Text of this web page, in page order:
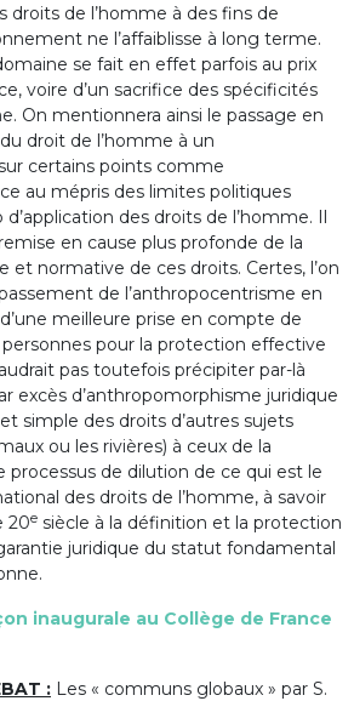
droits de l’homme à des fins de
ne l’affaiblisse à long terme.
se fait en effet parfois au prix
voire d’un sacrifice des spécificités
On mentionnera ainsi le passage en
droit de l’homme à un
certains points comme
au mépris des limites politiques
des droits de l’homme. Il
en cause plus profonde de la
et normative de ces droits. Certes, l’on
de l’anthropocentrisme en
meilleure prise en compte de
pour la protection effective
pas toutefois précipiter par-là
excès d’anthropomorphisme juridique
simple des droits d’autres sujets
ou les rivières) à ceux de la
processus de dilution de ce qui est le
des droits de l’homme, à savoir
20e siècle à la définition et la protection
juridique du statut fondamental
inaugurale au Collège de France
: Les « communs globaux » par S.